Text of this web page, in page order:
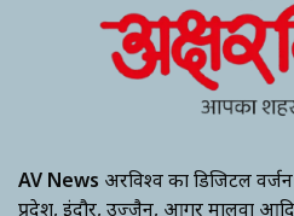
AV News अक्षरविश्व का डिजिटल
प्रदेश, इंदौर, उज्जैन, आगर मालवा